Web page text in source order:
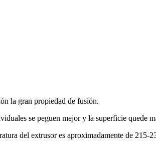
la gran propiedad de fusión.
se peguen mejor y la superficie quede
del extrusor es aproximadamente de